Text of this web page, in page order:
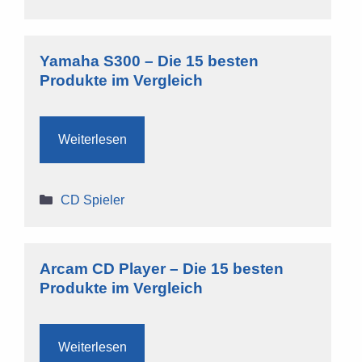
Yamaha S300 – Die 15 besten
Produkte im Vergleich
Weiterlesen
Kategorien
CD Spieler
Arcam CD Player – Die 15 besten
Produkte im Vergleich
Weiterlesen